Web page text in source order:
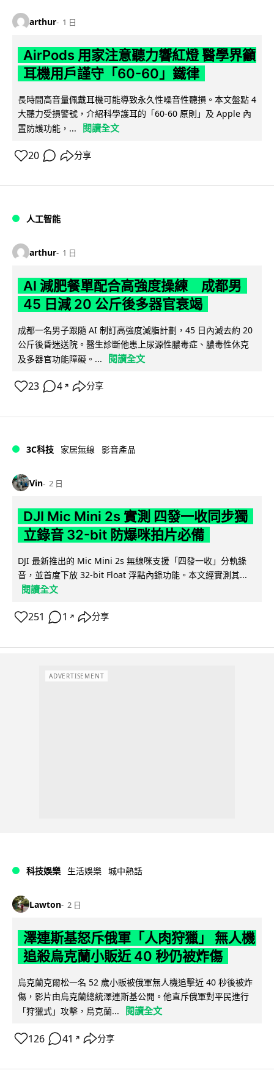
arthur 1 日
AirPods 用家注意聽力響紅燈 醫學界籲
耳機用戶謹守「60-60」鐵律
長時間高音量佩戴耳機可能導致永久性噪音性聽損。本文盤點 4
大聽力受損警號，介紹科學護耳的「60-60 原則」及 Apple 內
置防護功能，...
閱讀全文
20 分享
人工智能
arthur 1 日
AI 減肥餐單配合高強度操練 成都男
45 日減 20 公斤後多器官衰竭
成都一名男子跟隨 AI 制訂高強度減脂計劃，45 日內減去約 20
公斤後昏迷送院。醫生診斷他患上尿源性膿毒症、膿毒性休克
及多器官功能障礙。...
閱讀全文
23 4 ↗ 分享
3C科技 家居無線 影音產品
Vin 2 日
DJI Mic Mini 2s 實測 四發一收同步獨
立錄音 32-bit 防爆咪拍片必備
DJI 最新推出的 Mic Mini 2s 無線咪支援「四發一收」分軌錄
音，並首度下放 32-bit Float 浮點內錄功能。本文經實測其...
閱讀全文
251 1 ↗ 分享
ADVERTISEMENT
科技娛樂 生活娛樂 城中熱話
Lawton 2 日
澤連斯基怒斥俄軍「人肉狩獵」 無人機
追殺烏克蘭小販近 40 秒仍被炸傷
烏克蘭克爾松一名 52 歲小販被俄軍無人機追擊近 40 秒後被炸
傷，影片由烏克蘭總統澤連斯基公開。他直斥俄軍對平民進行
「狩獵式」攻擊，烏克蘭...
閱讀全文
126 41 ↗ 分享